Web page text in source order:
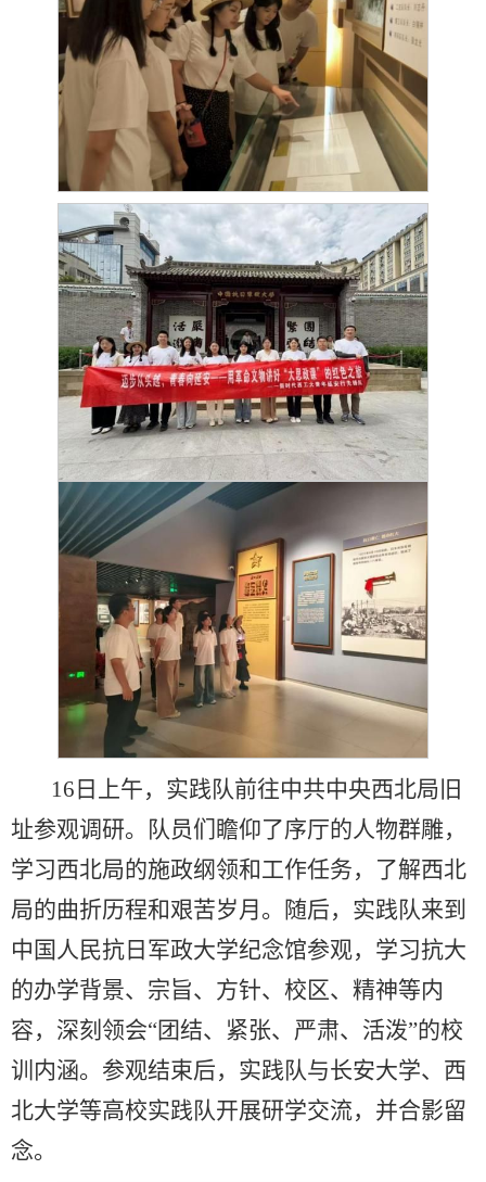
16日上午，实践队前往中共中央西北局旧
址参观调研。队员们瞻仰了序厅的人物群雕，
学习西北局的施政纲领和工作任务，了解西北
局的曲折历程和艰苦岁月。随后，实践队来到
中国人民抗日军政大学纪念馆参观，学习抗大
的办学背景、宗旨、方针、校区、精神等内
容，深刻领会“团结、紧张、严肃、活泼”的校
训内涵。参观结束后，实践队与长安大学、西
北大学等高校实践队开展研学交流，并合影留
念。